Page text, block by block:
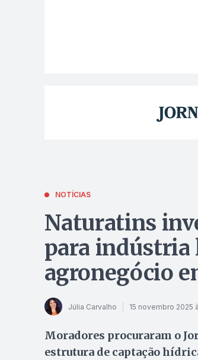
NOTÍCIAS
Naturatins
para indústria
agronegócio
Júlia Carvalho 15 novembro 2025
Moradores procuraram o
estrutura de captação